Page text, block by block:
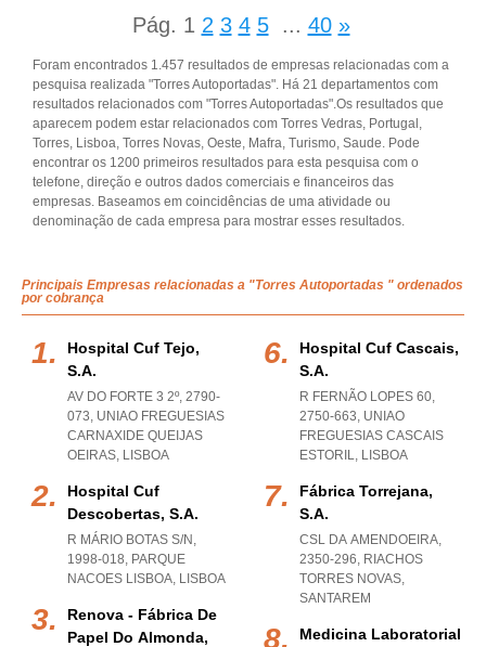
Pág. 1 2 3 4 5 ... 40 »
Foram encontrados 1.457 resultados de empresas relacionadas com a
pesquisa realizada "Torres Autoportadas". Há 21 departamentos com
resultados relacionados com "Torres Autoportadas".Os resultados que
aparecem podem estar relacionados com Torres Vedras, Portugal,
Torres, Lisboa, Torres Novas, Oeste, Mafra, Turismo, Saude. Pode
encontrar os 1200 primeiros resultados para esta pesquisa com o
telefone, direção e outros dados comerciais e financeiros das
empresas. Baseamos em coincidências de uma atividade ou
denominação de cada empresa para mostrar esses resultados.
Principais Empresas relacionadas a "Torres Autoportadas " ordenados
por cobrança
Hospital Cuf Tejo,
S.a.
AV DO FORTE 3 2º, 2790-
073, UNIAO FREGUESIAS
CARNAXIDE QUEIJAS
OEIRAS, LISBOA
Hospital Cuf
Descobertas, S.a.
R MÁRIO BOTAS S/N,
1998-018, PARQUE
NACOES LISBOA, LISBOA
Renova - Fábrica De
Papel Do Almonda,
Hospital Cuf Cascais,
S.a.
R FERNÃO LOPES 60,
2750-663, UNIAO
FREGUESIAS CASCAIS
ESTORIL, LISBOA
Fábrica Torrejana,
S.a.
CSL DA AMENDOEIRA,
2350-296, RIACHOS
TORRES NOVAS,
SANTAREM
Medicina Laboratorial